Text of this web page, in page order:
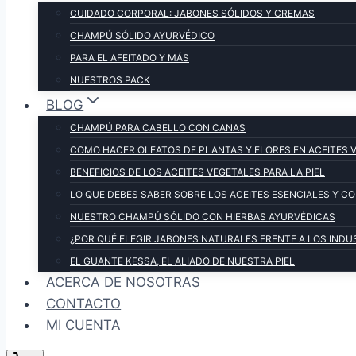
CUIDADO CORPORAL: JABONES SÓLIDOS Y CREMAS
CHAMPÚ SÓLIDO AYURVÉDICO
PARA EL AFEITADO Y MÁS
NUESTROS PACK
BLOG
CHAMPÚ PARA CABELLO CON CANAS
COMO HACER OLEATOS DE PLANTAS Y FLORES EN ACEITES
BENEFICIOS DE LOS ACEITES VEGETALES PARA LA PIEL
LO QUE DEBES SABER SOBRE LOS ACEITES ESENCIALES Y
NUESTRO CHAMPÚ SÓLIDO CON HIERBAS AYURVÉDICAS
¿POR QUÉ ELEGIR JABONES NATURALES FRENTE A LOS
EL GUANTE KESSA, EL ALIADO DE NUESTRA PIEL
ACERCA DE NOSOTRAS
CONTACTO
MI CUENTA